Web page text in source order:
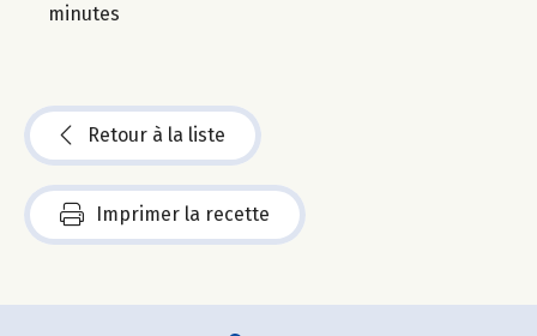
minutes
Retour à la liste
Imprimer la recette